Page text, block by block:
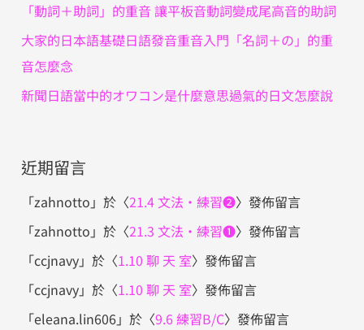
「動詞＋助詞」的重音 讓平板音動詞變成尾高音的助詞
大家的日本語基礎日語發音重音入門「名詞＋の」的重
音怎麼念
新聞日語當中的オワコン是什麼意思過氣的日文怎麼說
近期留言
「zahnotto 」於〈21.4 文法・練習❷〉發佈留言
「zahnotto 」於〈21.3 文法・練習❶〉發佈留言
「ccjnavy」於〈1.10 聊 天 室〉發佈留言
「ccjnavy」於〈1.10 聊 天 室〉發佈留言
「eleana.lin606」於〈9.6 練習B/C〉發佈留言